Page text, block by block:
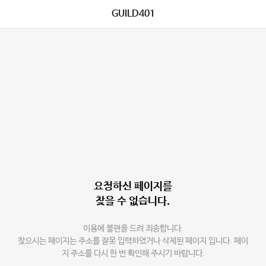
GUILD401
요청하신 페이지를
찾을 수 없습니다.
이용에 불편을 드려 죄송합니다.
찾으시는 페이지는 주소를 잘못 입력하였거나 삭제된 페이지 입니다. 페이
지 주소를 다시 한 번 확인해 주시기 바랍니다.